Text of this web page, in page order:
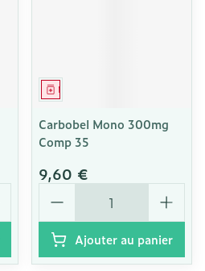
Médicament
Carbobel Mono 300mg
Comp 35
9,60 €
Quantité
Ajouter au panier